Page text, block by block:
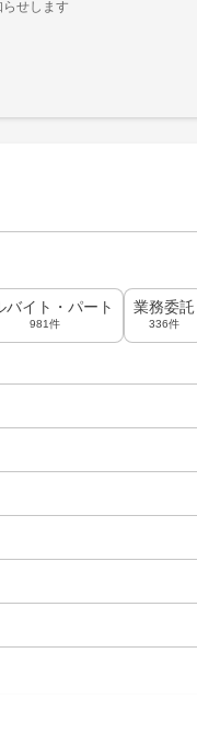
せします
バイト・パート
981件
業務委託
336件